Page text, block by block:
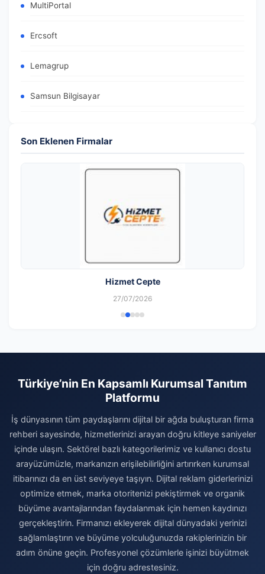
MultiPortal
Ercsoft
Lemagrup
Samsun Bilgisayar
Son Eklenen Firmalar
Hizmet Cepte
27/07/2026
Türkiye’nin En Kapsamlı Kurumsal Tanıtım
Platformu
İş dünyasının tüm paydaşlarını dijital bir ağda buluşturan firma
rehberi sayesinde, hizmetlerinizi arayan doğru kitleye saniyeler
içinde ulaşın. Sektörel bazlı kategorilerimiz ve kullanıcı dostu
arayüzümüzle, markanızın erişilebilirliğini artırırken kurumsal
itibarınızı da en üst seviyeye taşıyın. Dijital reklam giderlerinizi
optimize etmek, marka otoritenizi pekiştirmek ve organik
büyüme avantajlarından faydalanmak için hemen kaydınızı
gerçekleştirin. Firmanızı ekleyerek dijital dünyadaki yerinizi
sağlamlaştırın ve büyüme yolculuğunuzda rakiplerinizin bir
adım önüne geçin. Profesyonel çözümlerle işinizi büyütmek
için doğru adrestesiniz.